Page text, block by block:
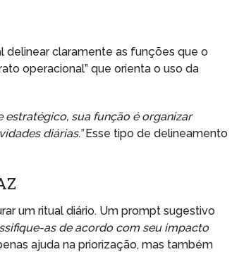
delinear claramente as funções que o
operacional” que orienta o uso da
estratégico, sua função é organizar
diárias.”Esse tipo de delineamento
um ritual diário. Um prompt sugestivo
as de acordo com seu impacto
ajuda na priorização, mas também